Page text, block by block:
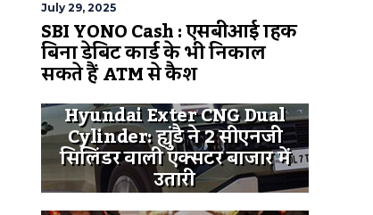
July 29, 2025
SBI YONO Cash : एसबीआई ग्राहक
बिना डेबिट कार्ड के भी निकाल
सकते हैं ATM से कैश
Hyundai Exter CNG Dual
Cylinder: ह्युंडै ने 2 सीएनजी
सिलिंडर वाली एक्सटर बाजार में
उतारी